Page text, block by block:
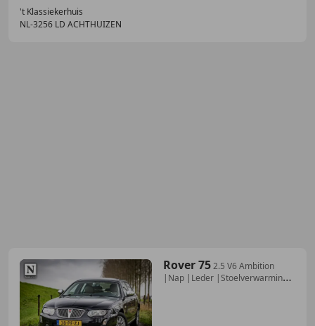
't Klassiekerhuis
NL-3256 LD ACHTHUIZEN
Rover 752.5 V6 Ambition
|Nap |Leder |Stoelverwarming